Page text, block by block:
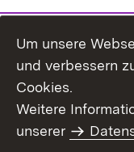
Um unsere
und verbessern
Cookies.
Weitere
unserer